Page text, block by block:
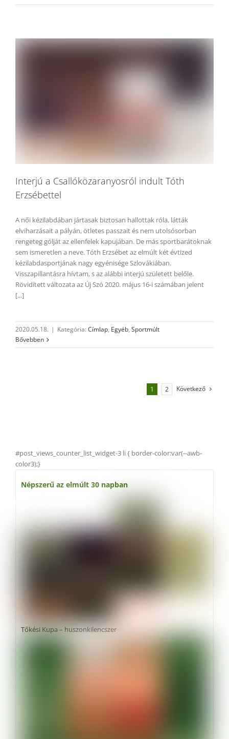
Interjú a Csallóközaranyosról indult Tóth
Erzsébettel
A női kézilabdában jártasak biztosan hallottak róla, látták
elviharzásait a pályán, ötletes passzait és nem utolsósorban
rengeteg gólját az ellenfelek kapujában. De más sportbarátoknak
sem ismeretlen a neve. Tóth Erzsébet az elmúlt két évtized
kézilabdasportjának nagy egyénisége Szlovákiában.
Visszapillantásra hívtam, s az alábbi interjú született belőle.
Rövidített változata az Új Szó 2020. május 16-i számában jelent
[...]
2020.05.18. | Kategória: Címlap, Egyéb, Sportmúlt
Bővebben
1 2 Következő
#post_views_counter_list_widget-3 li { border-color:var(--awb-
color3);}
Népszerű az elmúlt 30 napban
Tőkési Kupa – huszonkilencszer